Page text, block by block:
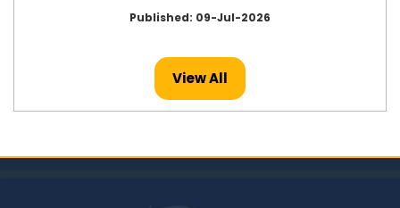
Published: 09-Jul-2026
View All